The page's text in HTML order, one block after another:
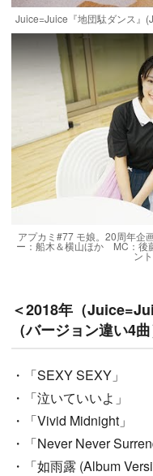
Juice=Juice『地団駄ダンス』
アプカミ#77 モ娘。20周年企
ー：船木＆横山ほか MC：後
ン
＜2018年（
（バージョン違い4
・「SEXY SEXY」
・「泣いていいよ」
・「Vivid Midnight」
・「Never Never
・「如雨露 (Album